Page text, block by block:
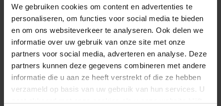
We gebruiken cookies om content en advertenties te
personaliseren, om functies voor social media te bieden
en om ons websiteverkeer te analyseren. Ook delen we
informatie over uw gebruik van onze site met onze
partners voor social media, adverteren en analyse. Deze
partners kunnen deze gegevens combineren met andere
informatie die u aan ze heeft verstrekt of die ze hebben
verzameld op basis van uw gebruik van hun services. U
preocupaciones, por eso ponemos un gran énfasis en la
seguridad de nuestros productos. Todos los materiales son
de la más alta calidad. Todos los productos están
diseñados ergonómicamente y probados exhaustivamente
para que puedas disfrutar de tu BERG durante muchos
años.
Sin embargo, a veces es necesario retirar un producto
porque no cumple con todos nuestros requisitos. Siempre
lo notificamos de inmediato porque sentimos una gran
ADVERTENCIAS DE SEGURIDAD
2025-08-15: BERG Baby Swing
Número de artículo 20.21.11.00